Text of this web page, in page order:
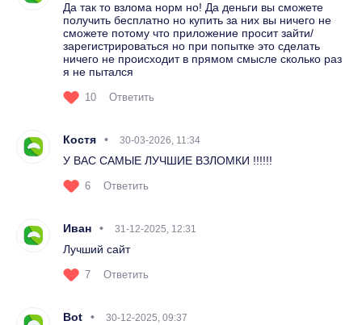
Да так то взлома норм но! Да деньги вы сможете
получить бесплатно но купить за них вы ничего не
сможете потому что приложение просит зайти/
зарегистрироваться но при попытке это сделать
ничего не происходит в прямом смысле сколько раз
я не пытался
10 Ответить
Костя 30-03-2026, 11:34
У ВАС САМЫЕ ЛУЧШИЕ ВЗЛОМКИ !!!!!!
6 Ответить
Иван 31-12-2025, 12:31
Лучший сайт
7 Ответить
Bot 30-12-2025, 09:37